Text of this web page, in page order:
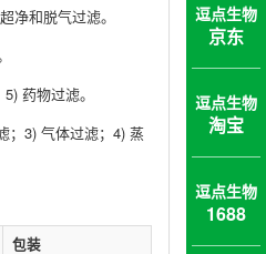
净和脱气过滤。
药物过滤。
；3) 气体过滤；4) 蒸
包装
逗点生物
京东
逗点生物
淘宝
逗点生物
1688